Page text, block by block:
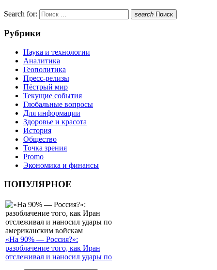
Search for: search Поиск
Рубрики
Наука и технологии
Аналитика
Геополитика
Пресс-релизы
Пёстрый мир
Текущие события
Глобальные вопросы
Для информации
Здоровье и красота
История
Общество
Точка зрения
Promo
Экономика и финансы
ПОПУЛЯРНОЕ
«На 90% — Россия?»:
разоблачение того, как Иран
отслеживал и наносил удары по
американским войскам